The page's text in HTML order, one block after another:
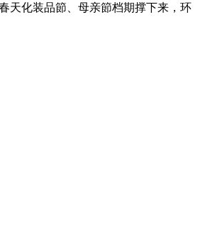
天化装品節、母亲節档期撑下来，环